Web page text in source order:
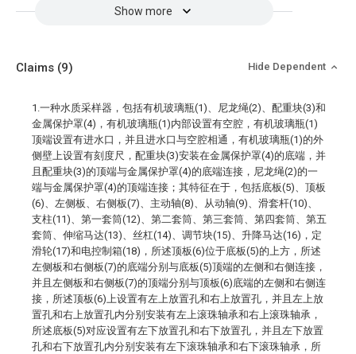
Show more
Claims (9) Hide Dependent
1.一种水质采样器，包括有机玻璃瓶(1)、尼龙绳(2)、配重块(3)和
金属保护罩(4)，有机玻璃瓶(1)内部设置有空腔，有机玻璃瓶(1)
顶端设置有进水口，并且进水口与空腔相通，有机玻璃瓶(1)的外
侧壁上设置有刻度尺，配重块(3)安装在金属保护罩(4)的底端，并
且配重块(3)的顶端与金属保护罩(4)的底端连接，尼龙绳(2)的一
端与金属保护罩(4)的顶端连接；其特征在于，包括底板(5)、顶板
(6)、左侧板、右侧板(7)、主动轴(8)、从动轴(9)、滑套杆(10)、
支柱(11)、第一套筒(12)、第二套筒、第三套筒、第四套筒、第五
套筒、伸缩马达(13)、丝杠(14)、调节块(15)、升降马达(16)，定
滑轮(17)和电控制箱(18)，所述顶板(6)位于底板(5)的上方，所述
左侧板和右侧板(7)的底端分别与底板(5)顶端的左侧和右侧连接，
并且左侧板和右侧板(7)的顶端分别与顶板(6)底端的左侧和右侧连
接，所述顶板(6)上设置有左上放置孔和右上放置孔，并且左上放
置孔和右上放置孔内分别安装有左上滚珠轴承和右上滚珠轴承，
所述底板(5)对应设置有左下放置孔和右下放置孔，并且左下放置
孔和右下放置孔内分别安装有左下滚珠轴承和右下滚珠轴承，所